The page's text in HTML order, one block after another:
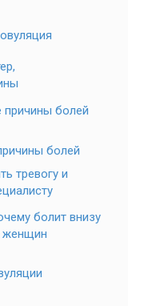
причины болей
болей
тревогу и
болит внизу
женщин